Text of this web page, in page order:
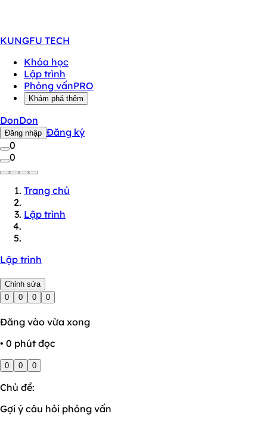
KUNGFU TECH
Khóa học
Lập trình
Phỏng vấnPRO
Khám phá thêm
DonDon
Đăng nhập Đăng ký
0
0
Trang chủ
Lập trình
Lập trình
Chỉnh sửa
0
0 0 0
Đăng vào vừa xong
• 0 phút đọc
0 0 0
Chủ đề:
Gợi ý câu hỏi phỏng vấn